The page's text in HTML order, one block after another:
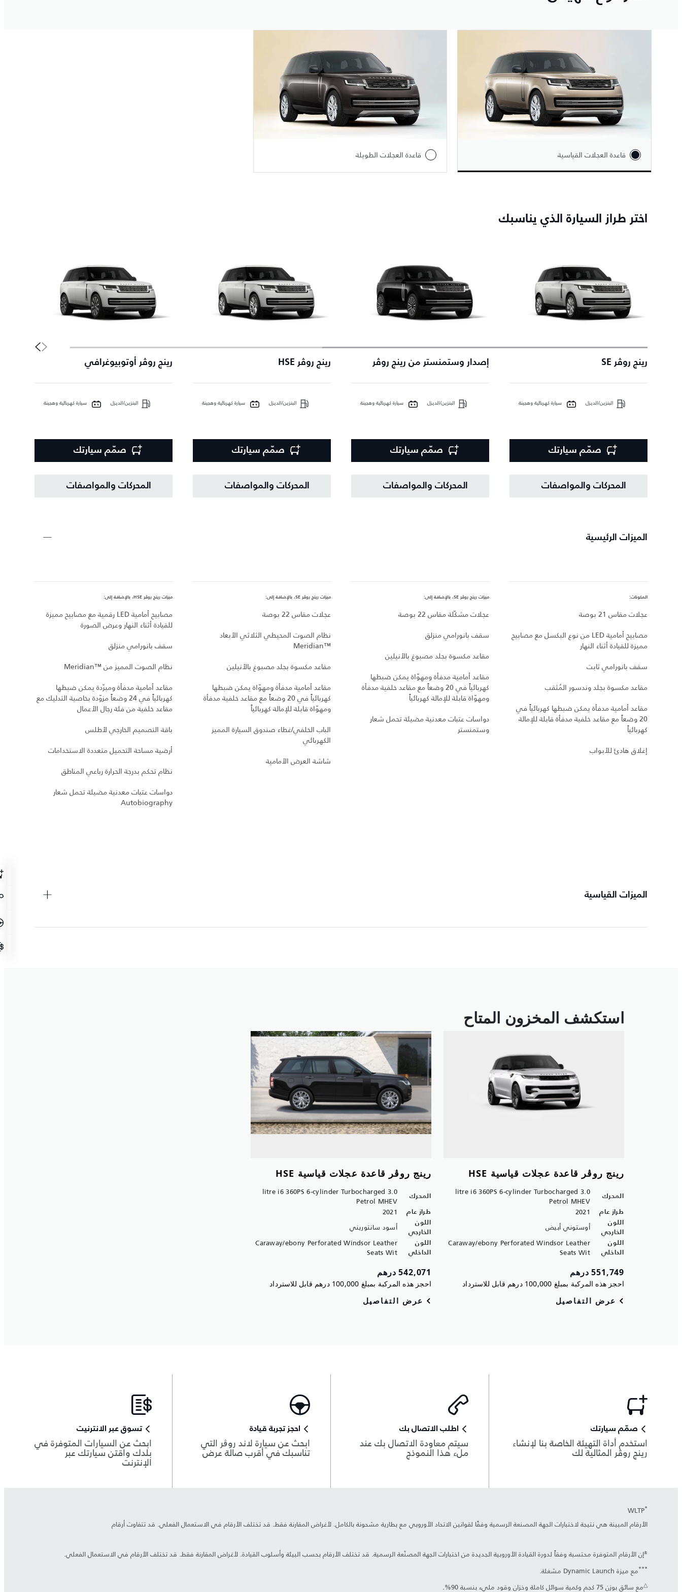
قاعدة العجلات القياسية قاعدة العجلات الطويلة
اختر طراز السيارة الذي يناسبك
رينج روڤر SE
البنزين/الديزل سيارة كهربائية وهجينة
صمّم سيارتك
المحركات والمواصفات
إصدار وستمنستر من رينج روڤر
البنزين/الديزل سيارة كهربائية وهجينة
صمّم سيارتك
المحركات والمواصفات
رينج روڤر HSE
البنزين/الديزل سيارة كهربائية وهجينة
صمّم سيارتك
المحركات والمواصفات
رينج روڤر أوتوبيوغرافي
البنزين/الديزل سيارة كهربائية وهجينة
صمّم سيارتك
المحركات والمواصفات
الميزات الرئيسية
المكونات:
عجلات مقاس 21 بوصة
مصابيح أمامية LED من نوع البكسل مع مصابيح
مميزة للقيادة أثناء النهار
سقف بانورامي ثابت
مقاعد مكسوة بجلد وندسور المُثقب
مقاعد أمامية مدفأة يمكن ضبطها كهربائياً في
20 وضعاً مع مقاعد خلفية مدفأة قابلة للإمالة
كهربائياً
إغلاق هادئ للأبواب
ميزات رينج روڤر SE، بالإضافة إلى:
عجلات مشكّلة مقاس 22 بوصة
سقف بانورامي منزلق
مقاعد مكسوة بجلد مصبوغ بالأنيلين
مقاعد أمامية مدفأة ومهوّاة يمكن ضبطها
كهربائياً في 20 وضعاً مع مقاعد خلفية مدفأة
ومهوّاة قابلة للإمالة كهربائياً
دواسات عتبات معدنية مضيئة تحمل شعار
وستمنستر
ميزات رينج روڤر SE، بالإضافة إلى:
عجلات مقاس 22 بوصة
نظام الصوت المحيطي الثلاثي الأبعاد
Meridian™‎
مقاعد مكسوة بجلد مصبوغ بالأنيلين
مقاعد أمامية مدفأة ومهوّاة يمكن ضبطها
كهربائياً في 20 وضعاً مع مقاعد خلفية مدفأة
ومهوّاة قابلة للإمالة كهربائياً
الباب الخلفي/غطاء صندوق السيارة المميز
الكهربائي
شاشة العرض الأمامية
ميزات رينج روڤر HSE، بالإضافة إلى:
مصابيح أمامية LED رقمية مع مصابيح مميزة
للقيادة أثناء النهار وعرض الصورة
سقف بانورامي منزلق
نظام الصوت المميز من Meridian™‎
مقاعد أمامية مدفأة ومبرّدة يمكن ضبطها
كهربائياً في 24 وضعاً مزوّدة بخاصية التدليك مع
مقاعد خلفية من فئة رجال الأعمال
باقة التصميم الخارجي لأطلس
أرضية مساحة التحميل متعددة الاستخدامات
نظام تحكم بدرجة الحرارة رباعي المناطق
دواسات عتبات معدنية مضيئة تحمل شعار
Autobiography
الميزات القياسية
صمّم سيارتك
استخدم أداة التهيئة الخاصة بنا لإنشاء
رينج روڤر المثالية لك
اطلب الاتصال بك
سيتم معاودة الاتصال بك عند
ملء هذا النموذج
احجز تجربة قيادة
ابحث عن سيارة لاند روڨر التي
تناسبك في أقرب صالة عرض
تسوق عبر الانترنيت
ابحث عن السيارات المتوفرة في
بلدك واقتن سيارتك عبر
الإنترنت
*
WLTP
الأرقام المبينة هي نتيجة لاختبارات الجهة المصنعة الرسمية وفقًا لقوانين الاتحاد الأوروبي مع بطارية مشحونة بالكامل. لأغراض المقارنة فقط. قد تختلف الأرقام في الاستعمال الفعلي. قد تتفاوت أرقام
±إن الأرقام المتوفرة محتسبة وفقاً لدورة القيادة الأوروبية الجديدة من اختبارات الجهة المصنّعة الرسمية. قد تختلف الأرقام بحسب البيئة وأسلوب القيادة. لأغراض المقارنة فقط. قد تختلف الأرقام في الاستعمال الفعلي.
***مع ميزة Dynamic Launch مشغلة.
△مع سائق بوزن 75 كجم وكمية سوائل كاملة وخزان وقود مليء بنسبة 90%.